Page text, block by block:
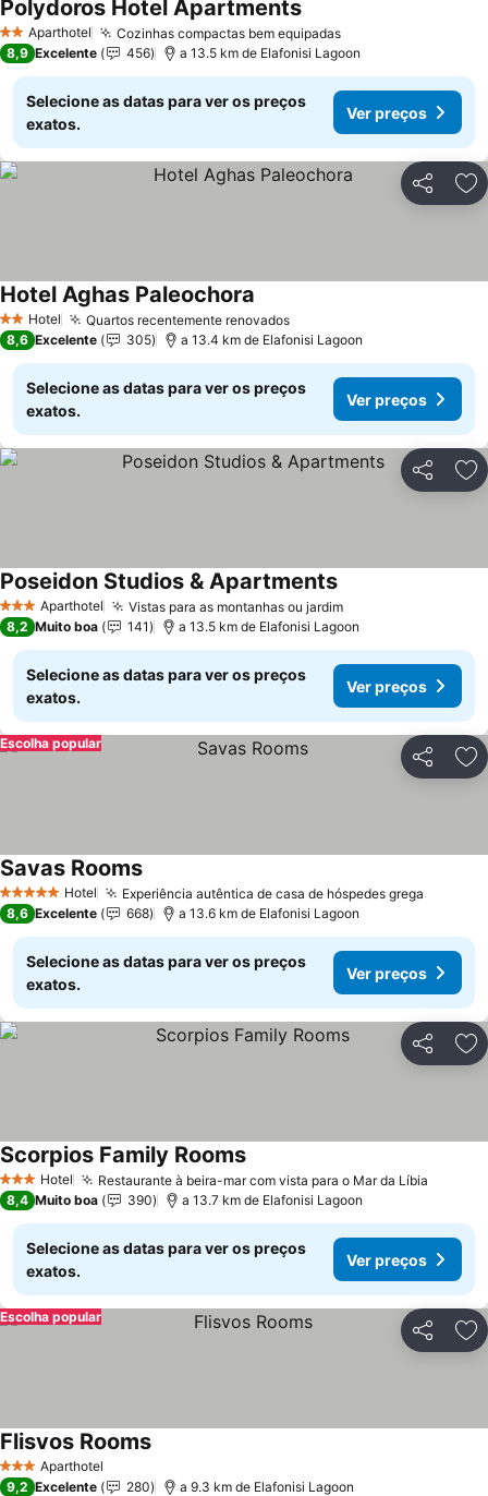
2 EstrelasAparthotel Cozinhas compactas bem equipadasVer preços
Polydoros Hotel ApartmentsVer preços
8,9 Excelente 456 a 13.5 km de Elafonisi Lagoon
Selecione as datas para ver os preços
exatos.
Ver preços
Partilhar
2 Estrelas
Hotel Quartos recentemente renovadosVer preços
Hotel Aghas Paleochora
8,6 Excelente 305 a 13.4 km de Elafonisi Lagoon
Selecione as datas para ver os preços
exatos.
Ver preços
Partilhar
3 EstrelasAparthotel Vistas para as montanhas ou jardimVer preços
Poseidon Studios & ApartmentsVer preços
8,2 Muito boa 141 a 13.5 km de Elafonisi Lagoon
Selecione as datas para ver os preços
exatos.
Ver preços
Partilhar
Escolha popular
5 Estrelas Hotel Experiência autêntica de casa de hóspedes grega
Savas RoomsVer preços
8,6 Excelente 668 a 13.6 km de Elafonisi Lagoon
Selecione as datas para ver os preços
exatos.
Ver preços
Partilhar
3 EstrelasHotel Restaurante à beira-mar com vista para o Mar da Líbia
Scorpios Family RoomsVer preços
8,4 Muito boa 390 a 13.7 km de Elafonisi Lagoon
Selecione as datas para ver os preços
exatos.
Ver preços
Partilhar
Escolha popular
3 EstrelasAparthotel
Flisvos RoomsVer preços
9,2 Excelente 280 a 9.3 km de Elafonisi Lagoon